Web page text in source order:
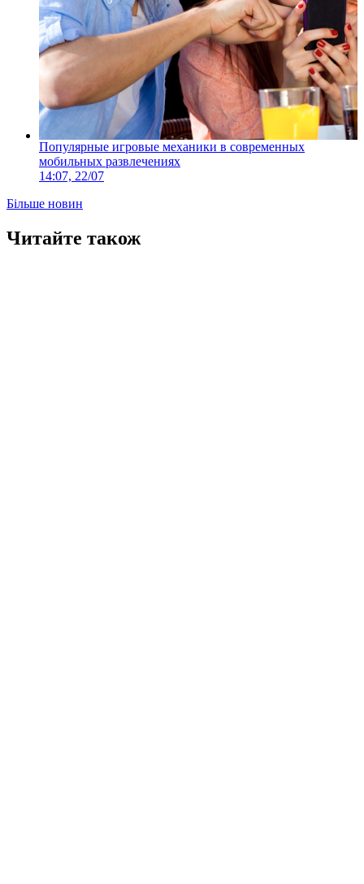
Популярные игровые механики в современных
мобильных развлечениях
14:07, 22/07
Більше новин
Читайте також